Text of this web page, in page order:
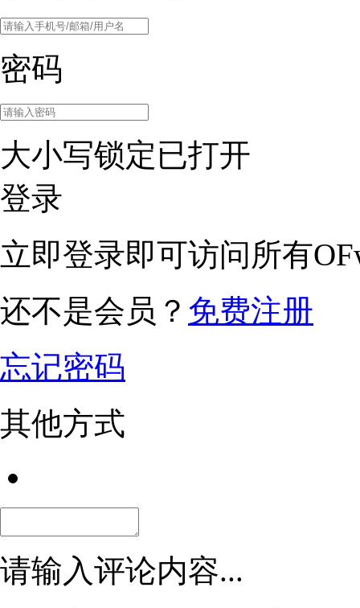
密码
大小写锁定已打开
登录
立即登录即可访问所有
还不是会员？ 免费注册
忘记密码
其他方式
请输入评论内容...